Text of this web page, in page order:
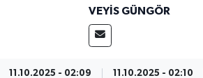
VEYIS GÜNGÖR
11.10.2025 - 02:09 11.10.2025 - 02:10